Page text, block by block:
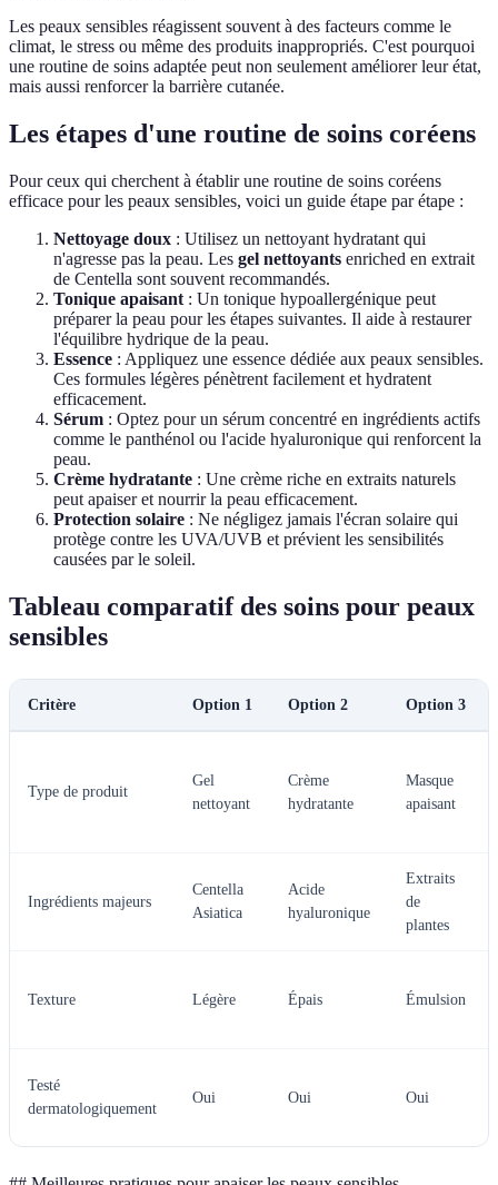
Les peaux sensibles réagissent souvent à des facteurs comme le
climat, le stress ou même des produits inappropriés. C'est pourquoi
une routine de soins adaptée peut non seulement améliorer leur état,
mais aussi renforcer la barrière cutanée.
Les étapes d'une routine de soins coréens
Pour ceux qui cherchent à établir une routine de soins coréens
efficace pour les peaux sensibles, voici un guide étape par étape :
Nettoyage doux : Utilisez un nettoyant hydratant qui
n'agresse pas la peau. Les gel nettoyants enriched en extrait
de Centella sont souvent recommandés.
Tonique apaisant : Un tonique hypoallergénique peut
préparer la peau pour les étapes suivantes. Il aide à restaurer
l'équilibre hydrique de la peau.
Essence : Appliquez une essence dédiée aux peaux sensibles.
Ces formules légères pénètrent facilement et hydratent
efficacement.
Sérum : Optez pour un sérum concentré en ingrédients actifs
comme le panthénol ou l'acide hyaluronique qui renforcent la
peau.
Crème hydratante : Une crème riche en extraits naturels
peut apaiser et nourrir la peau efficacement.
Protection solaire : Ne négligez jamais l'écran solaire qui
protège contre les UVA/UVB et prévient les sensibilités
causées par le soleil.
Tableau comparatif des soins pour peaux
sensibles
Critère Option 1 Option 2 Option 3
Type de produit
Gel
nettoyant
Crème
hydratante
Masque
apaisant
Ingrédients majeurs
Centella
Asiatica
Acide
hyaluronique
Extraits
de
plantes
Texture Légère Épais Émulsion
Testé
dermatologiquement
Oui Oui Oui